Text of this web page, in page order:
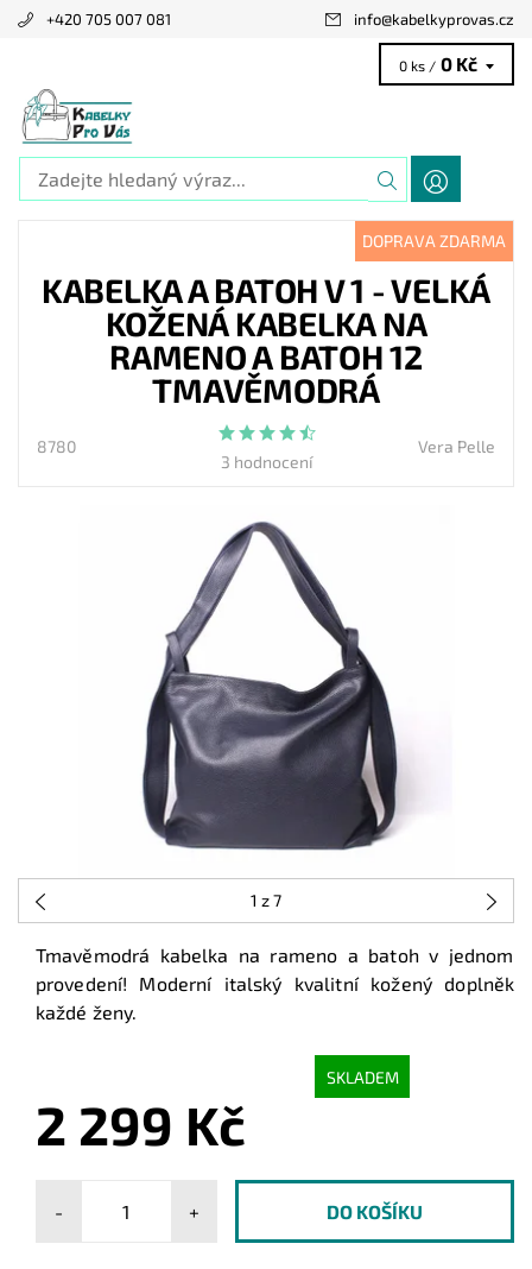
+420 705 007 081 info@kabelkyprovas.cz
0 ks / 0 Kč
DOPRAVA ZDARMA
KABELKA A BATOH V 1 - VELKÁ
KOŽENÁ KABELKA NA
RAMENO A BATOH 12
TMAVĚMODRÁ
8780
3 hodnocení
Vera Pelle
1 z 7
Tmavěmodrá kabelka na rameno a batoh v jednom
provedení! Moderní italský kvalitní kožený doplněk
každé ženy.
SKLADEM
2 299 Kč
- +